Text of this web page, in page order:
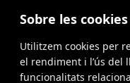
Avís legal
Política de
privacitat
Sobre les
Utilitzem cookies per
el rendiment i l’ús del
funcionalitats